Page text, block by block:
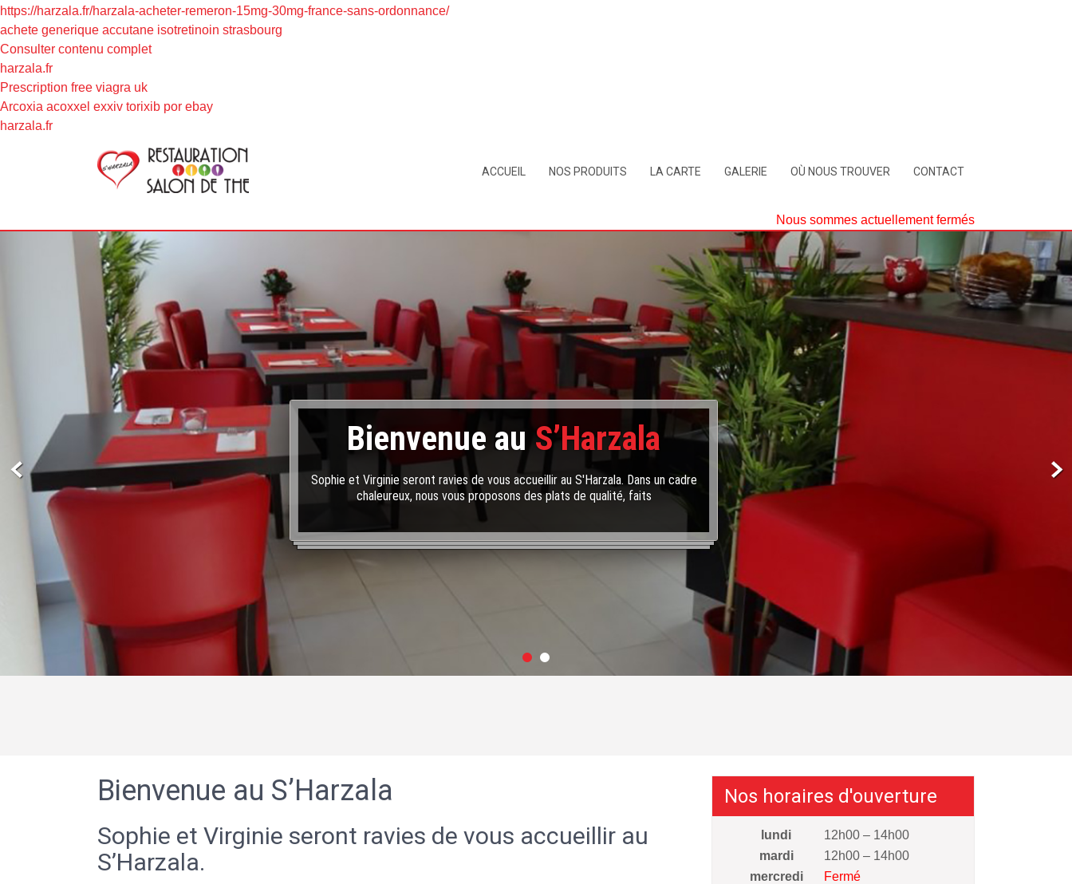
https://harzala.fr/harzala-acheter-remeron-15mg-30mg-france-sans-ordonnance/
achete generique accutane isotretinoin strasbourg
Consulter contenu complet
harzala.fr
Prescription free viagra uk
Arcoxia acoxxel exxiv torixib por ebay
harzala.fr
ACCUEIL NOS PRODUITS LA CARTE GALERIE OÙ NOUS TROUVER CONTACT
Nous sommes actuellement fermés
Bienvenue au S’Harzala
Sophie et Virginie seront ravies de vous accueillir au S'Harzala. Dans un cadre
chaleureux, nous vous proposons des plats de qualité, faits
Bienvenue au S’Harzala
Sophie et Virginie seront ravies de vous accueillir au
S’Harzala.
Nos horaires d'ouverture
lundi
12h00 – 14h00
mardi
12h00 – 14h00
mercredi
Fermé